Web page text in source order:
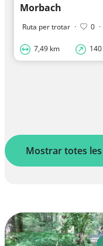
Morbach
Ruta per trotar · 0 ·
7,49 km
Mostrar totes